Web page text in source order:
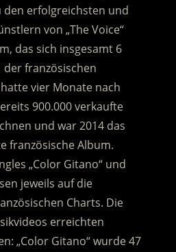
den erfolgreichsten und
von „The Voice“
das sich insgesamt 6
der französischen
vier Monate nach
900.000 verkaufte
und war 2014 das
französische Album.
„Color Gitano“ und
jeweils auf die
Charts. Die
erreichten
„Color Gitano“ wurde 47